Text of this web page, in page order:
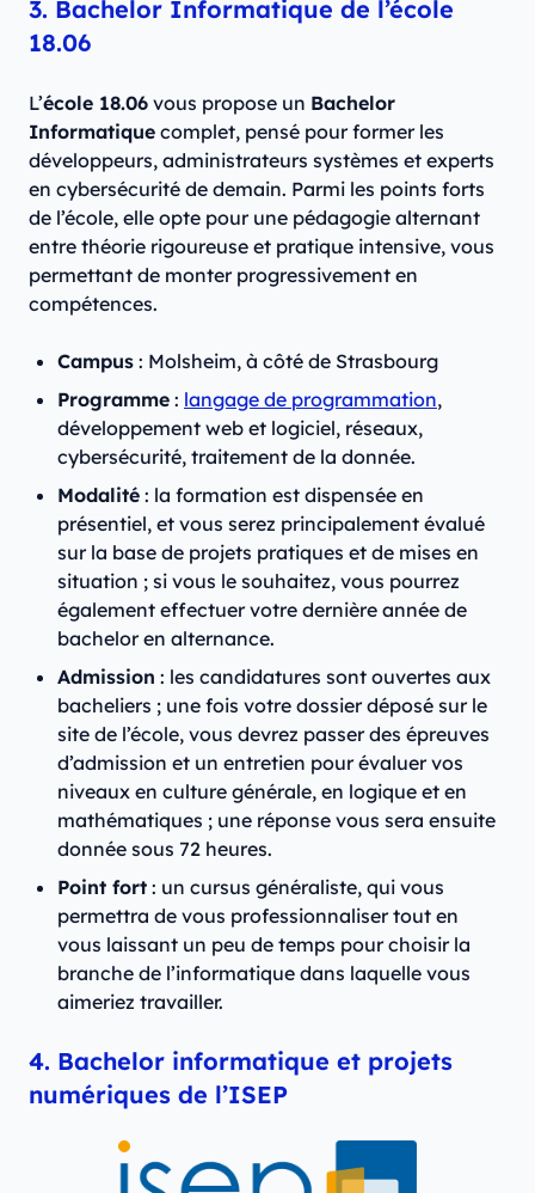
3. Bachelor Informatique de l’école
18.06
L’école 18.06 vous propose un Bachelor
Informatique complet, pensé pour former les
développeurs, administrateurs systèmes et experts
en cybersécurité de demain. Parmi les points forts
de l’école, elle opte pour une pédagogie alternant
entre théorie rigoureuse et pratique intensive, vous
permettant de monter progressivement en
compétences.
Campus : Molsheim, à côté de Strasbourg
Programme : langage de programmation,
développement web et logiciel, réseaux,
cybersécurité, traitement de la donnée.
Modalité : la formation est dispensée en
présentiel, et vous serez principalement évalué
sur la base de projets pratiques et de mises en
situation ; si vous le souhaitez, vous pourrez
également effectuer votre dernière année de
bachelor en alternance.
Admission : les candidatures sont ouvertes aux
bacheliers ; une fois votre dossier déposé sur le
site de l’école, vous devrez passer des épreuves
d’admission et un entretien pour évaluer vos
niveaux en culture générale, en logique et en
mathématiques ; une réponse vous sera ensuite
donnée sous 72 heures.
Point fort : un cursus généraliste, qui vous
permettra de vous professionnaliser tout en
vous laissant un peu de temps pour choisir la
branche de l’informatique dans laquelle vous
aimeriez travailler.
4. Bachelor informatique et projets
numériques de l’ISEP